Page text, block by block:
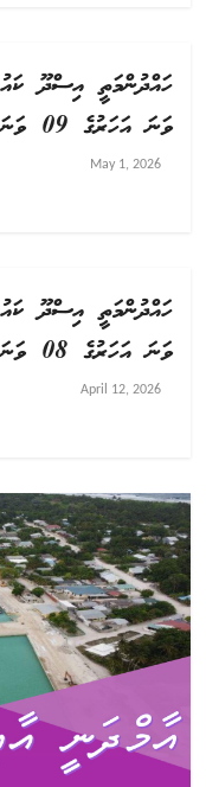
ވަނަ އަހަރުގެ 09 ވަނަ ޖަލްސާއިން ނިންމި ނިންމުންތައް
May 1, 2026
ވަނަ އަހަރުގެ 08 ވަނަ ޖަލްސާއިން ނިންމި ނިންމުންތައް
April 12, 2026